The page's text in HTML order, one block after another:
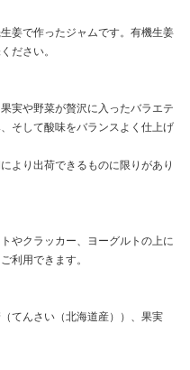
姜で作ったジャムです。有機生姜
ださい。
実や野菜が贅沢に入ったバラエテ
そして酸味をバランスよく仕上げ
より出荷できるものに限りがあり
やクラッカー、ヨーグルトの上に
利用できます。
てんさい（北海道産））、果実